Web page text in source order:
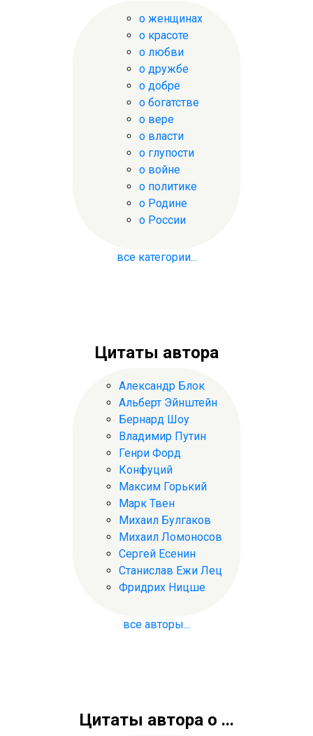
о женщинах
о красоте
о любви
о дружбе
о добре
о богатстве
о вере
о власти
о глупости
о войне
о политике
о Родине
о России
все категории...
Цитаты автора
Александр Блок
Альберт Эйнштейн
Бернард Шоу
Владимир Путин
Генри Форд
Конфуций
Максим Горький
Марк Твен
Михаил Булгаков
Михаил Ломоносов
Сергей Есенин
Станислав Ежи Лец
Фридрих Ницше
все авторы...
Цитаты автора о ...